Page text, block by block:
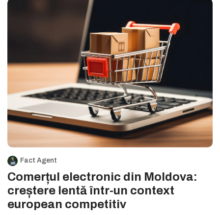
Fact Agent
Comerțul electronic din Moldova:
creștere lentă într-un context
european competitiv